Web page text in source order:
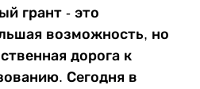
грант - это
возможность, но
дорога к
Сегодня в